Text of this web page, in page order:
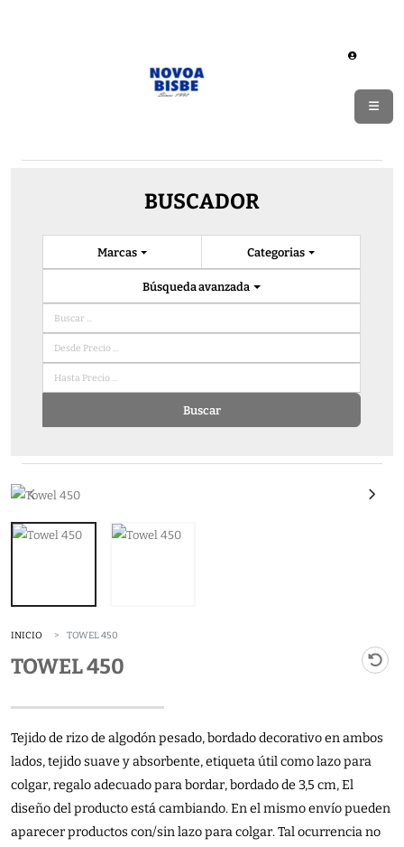
BUSCADOR
Categorias
Marcas
Búsqueda avanzada
Buscar
INICIO TOWEL 450
TOWEL 450
Tejido de rizo de algodón pesado, bordado decorativo en ambos
lados, tejido suave y absorbente, etiqueta útil como lazo para
colgar, regalo adecuado para bordar, bordado de 3,5 cm, El
diseño del producto está cambiando. En el mismo envío pueden
aparecer productos con/sin lazo para colgar. Tal ocurrencia no